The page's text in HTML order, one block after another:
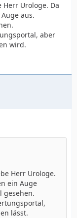
Urologe. Da
aus.
aber
wird.
Herr Urologe.
ein Auge
gesehen.
lässt.